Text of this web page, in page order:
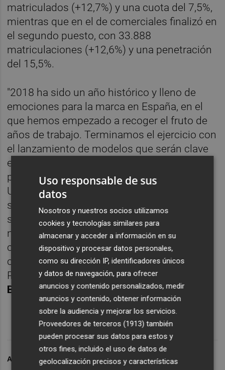
matriculados (+12,7%) y una cuota del 7,5%,
mientras que en el de comerciales finalizó en
el segundo puesto, con 33.888
matriculaciones (+12,6%) y una penetración
del 15,5%.
"2018 ha sido un año histórico y lleno de
emociones para la marca en España, en el
que hemos empezado a recoger el fruto de
años de trabajo. Terminamos el ejercicio con
el lanzamiento de modelos que serán clave
en los próximos años y aprovechando
plenamente nuestro liderazgo tecnológico.
Un año de éxito en el que la Red Peugeot ha
sido un elemento imprescindible gracias a
su capacidad de adaptación a las
necesidades de cada cliente, su
compromiso con la calidad y su instinto
comercial", apuntó la directora general de
Peugeot para España y Portugal,
Bouteleau.
ARCHIVADO EN PEUGEOT
Uso responsable de sus
datos
Nosotros y nuestros socios utilizamos
cookies y tecnologías similares para
almacenar y acceder a información en su
dispositivo y procesar datos personales,
como su dirección IP, identificadores únicos
y datos de navegación, para ofrecer
anuncios y contenido personalizados, medir
anuncios y contenido, obtener información
sobre la audiencia y mejorar los servicios.
Proveedores de terceros (1913) también
pueden procesar sus datos para estos y
otros fines, incluido el uso de datos de
geolocalización precisos y características